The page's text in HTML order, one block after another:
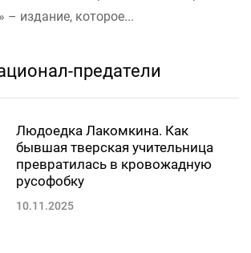
– издание, которое...
предатели
Людоедка Лакомкина. Как
бывшая тверская учительница
превратилась в кровожадную
русофобку
10.11.2025